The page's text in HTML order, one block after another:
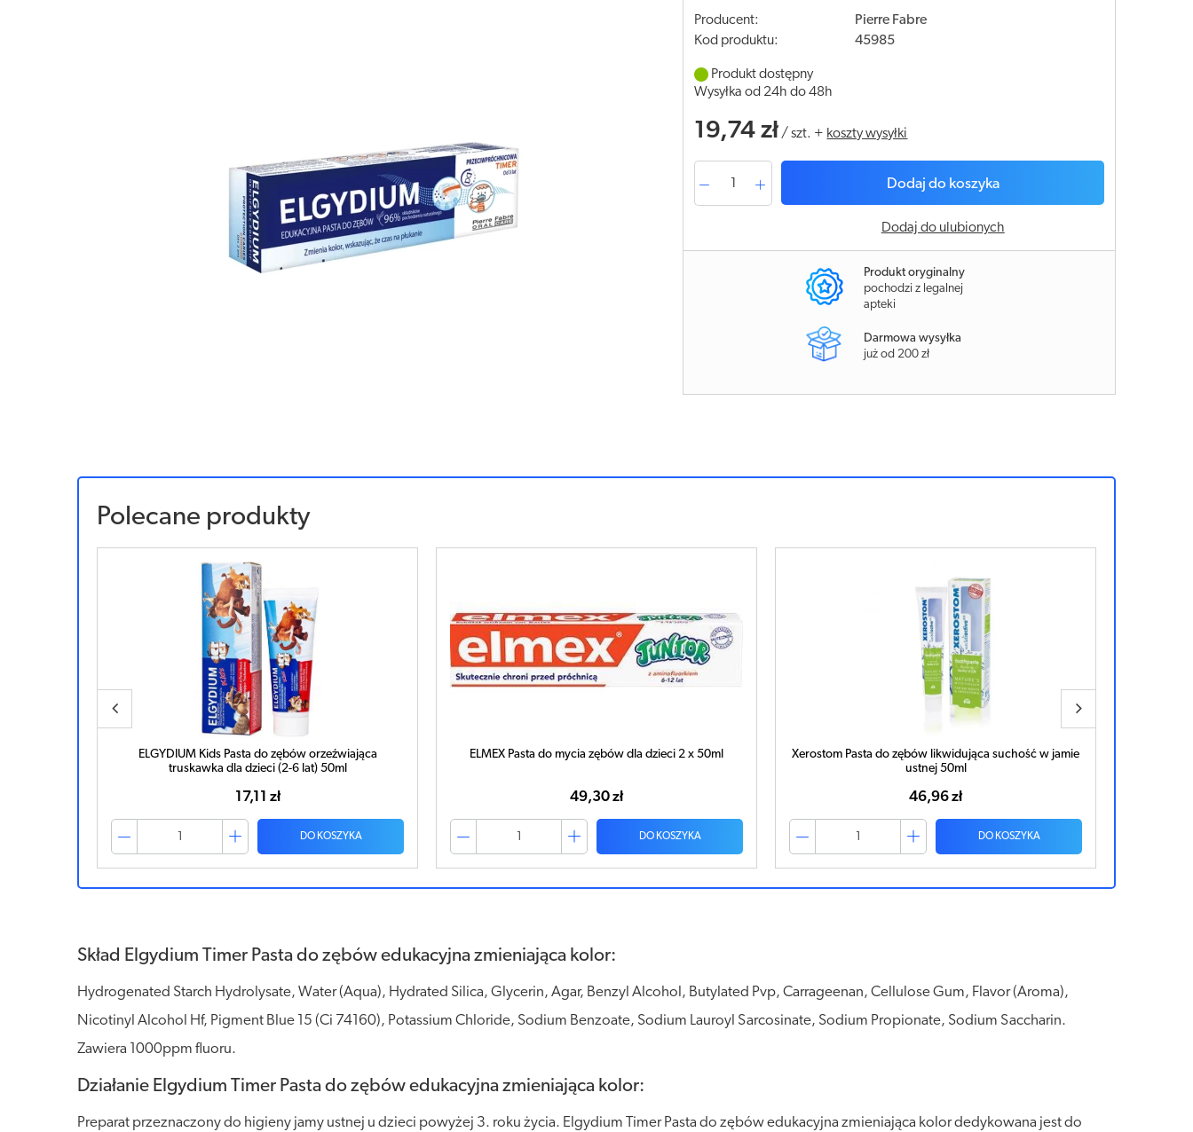
Producent:
Pierre Fabre
Kod produktu:
45985
Produkt dostępny
Wysyłka od 24h do 48h
19,74 zł /szt. + koszty wysyłki
Dodaj do koszyka
Dodaj do ulubionych
Produkt oryginalny
pochodzi z legalnej
apteki
Darmowa wysyłka
już od 200 zł
Polecane produkty
ELGYDIUM Kids Pasta do zębów orzeźwiająca
truskawka dla dzieci (2-6 lat) 50ml
17,11 zł
DO KOSZYKA
ELMEX Pasta do mycia zębów dla dzieci 2 x 50ml
49,30 zł
DO KOSZYKA
Xerostom Pasta do zębów likwidująca suchość w jamie
ustnej 50ml
46,96 zł
DO KOSZYKA
Skład Elgydium Timer Pasta do zębów edukacyjna zmieniająca kolor:
Hydrogenated Starch Hydrolysate, Water (Aqua), Hydrated Silica, Glycerin, Agar, Benzyl Alcohol, Butylated Pvp, Carrageenan, Cellulose Gum, Flavor (Aroma),
Nicotinyl Alcohol Hf, Pigment Blue 15 (Ci 74160), Potassium Chloride, Sodium Benzoate, Sodium Lauroyl Sarcosinate, Sodium Propionate, Sodium Saccharin.
Zawiera 1000ppm fluoru.
Działanie Elgydium Timer Pasta do zębów edukacyjna zmieniająca kolor:
Preparat przeznaczony do higieny jamy ustnej u dzieci powyżej 3. roku życia. Elgydium Timer Pasta do zębów edukacyjna zmieniająca kolor dedykowana jest do